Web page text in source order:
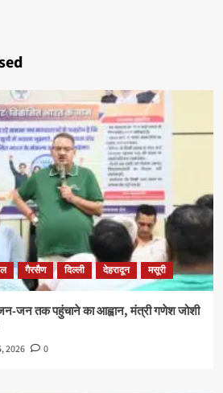
गैरसैण दिल्ली देहरादून मसूरी
जन तक पहुंचाने का आह्वान, मंत्री गणेश जोशी
2026 0